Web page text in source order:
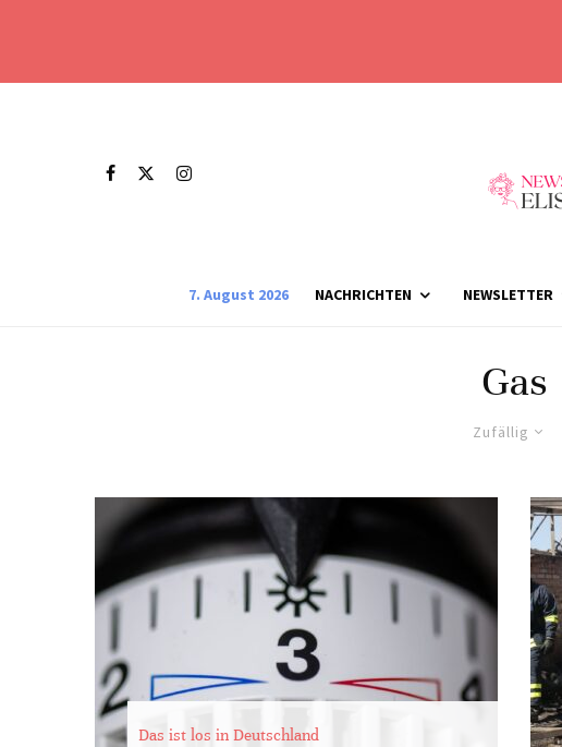
7. August 2026 NACHRICHTEN NEWSLETTER
Gas
Zufällig
Das ist los in Deutschland